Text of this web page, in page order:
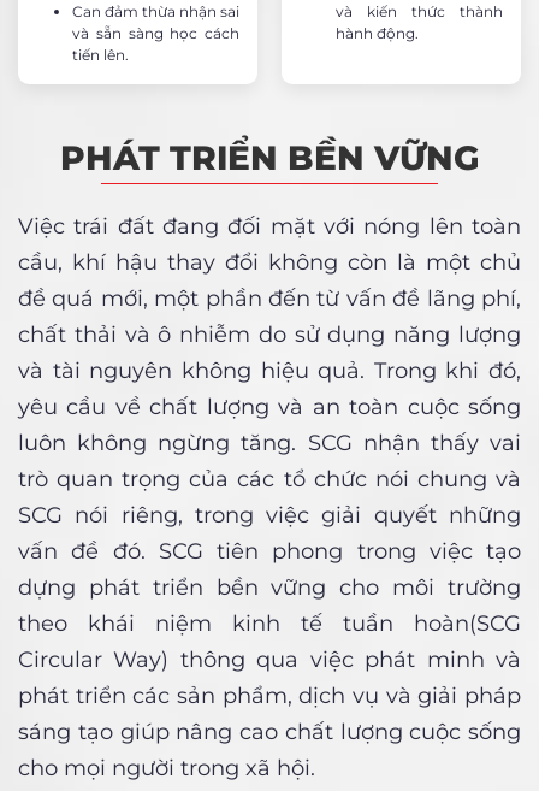
Can đảm thừa nhận sai
và sẵn sàng học cách
tiến lên.
và kiến thức thành
hành động.
PHÁT TRIỂN BỀN VỮNG
Việc trái đất đang đối mặt với nóng lên toàn
cầu, khí hậu thay đổi không còn là một chủ
đề quá mới, một phần đến từ vấn đề lãng phí,
chất thải và ô nhiễm do sử dụng năng lượng
và tài nguyên không hiệu quả. Trong khi đó,
yêu cầu về chất lượng và an toàn cuộc sống
luôn không ngừng tăng. SCG nhận thấy vai
trò quan trọng của các tổ chức nói chung và
SCG nói riêng, trong việc giải quyết những
vấn đề đó. SCG tiên phong trong việc tạo
dựng phát triển bền vững cho môi trường
theo khái niệm kinh tế tuần hoàn(SCG
Circular Way) thông qua việc phát minh và
phát triển các sản phẩm, dịch vụ và giải pháp
sáng tạo giúp nâng cao chất lượng cuộc sống
cho mọi người trong xã hội.